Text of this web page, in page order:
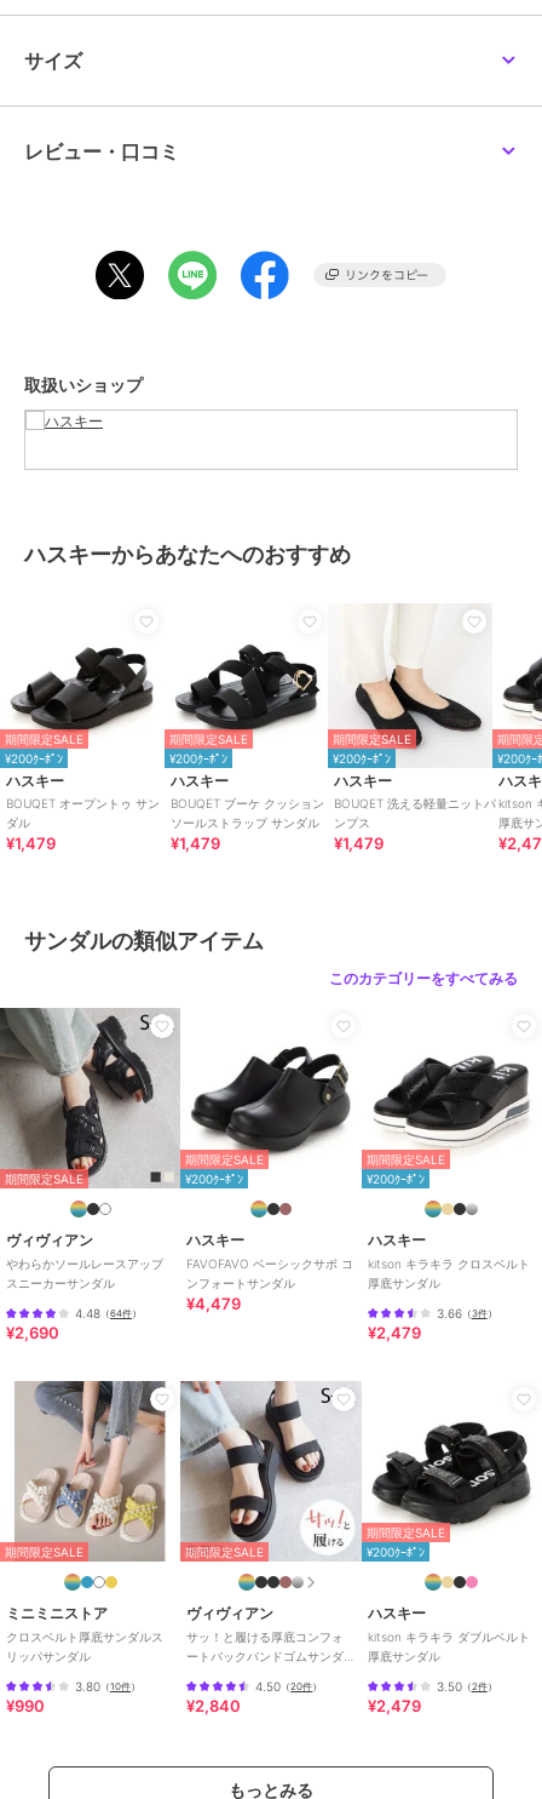
を軽減します。
ーディネートのアクセントになるマスタードの3色展開です。
ディネートにマッチします。
※サイズ感には個人差がある為、ご参考程度にお考え下さい。
期間限定セール開催中
ブランド ハスキー
ショップ ハスキー
商品カテゴリ シューズ ／
レディース
シューズ
／ サンダル
カラー BL/BL、IVORY、MUSTARD
アウトソール/合成ラバー
商品のお取り扱い方法
原産国
サイズ
レビュー・口コミ
取扱いショップ
ハスキーからあなたへのおすすめ
期間限定SALE
¥200ｸｰﾎﾟﾝ
ハスキー
BOUQET オープントゥ サン
ダル
¥1,479
期間限定SALE
¥200ｸｰﾎﾟﾝ
ハスキー
BOUQET ブーケ クッション
ソールストラップ サンダル
¥1,479
期間限定SALE
¥200ｸｰﾎﾟﾝ
ハスキー
BOUQET 洗える軽量ニットパ
ンプス
¥1,479
期間限
¥200ｸｰ
ハス
kitson
厚底サ
サンダルの類似アイテム
このカテゴリーをすべてみる
期間限定SALE
ヴィヴィアン
やわらかソールレースアップ
スニーカーサンダル
4.48 （64件）
¥2,690
期間限定SALE
¥200ｸｰﾎﾟﾝ
ハスキー
FAVOFAVO ベーシックサボ コ
ンフォートサンダル
¥4,479
期間限定SALE
¥200ｸｰﾎﾟﾝ
ハスキー
kitson キラキラ クロスベルト
厚底サンダル
3.66（3件）
¥2,479
期間限定SALE
ミニミニストア
クロスベルト厚底サンダルス
リッパサンダル
3.80 （10件）
¥990
期間限定SALE
ヴィヴィアン
サッ！と履ける厚底コンフォ
ートバックバンドゴムサンダ
4.50 （20件）
¥2,840
期間限定SALE
¥200ｸｰﾎﾟﾝ
ハスキー
kitson キラキラ ダブルベルト
厚底サンダル
3.50（2件）
¥2,479
もっとみる